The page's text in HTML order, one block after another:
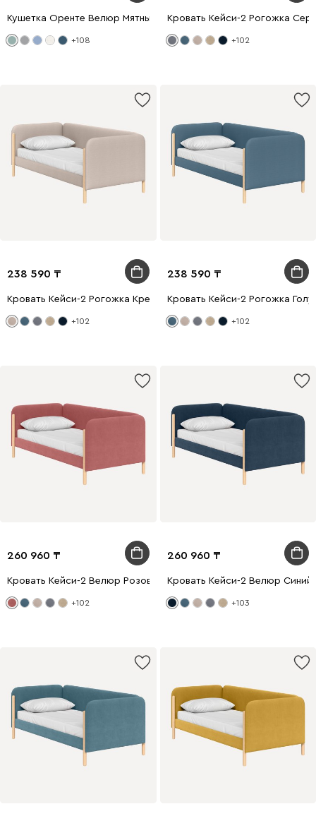
Кушетка Оренте Велюр Мятный
+108
Кровать Кейси-2 Рогожка
+102
238 590
Кровать Кейси-2 Рогожка Кремовый
+102
238 590
Кровать Кейси-2 Рогожка
+102
260 960
Кровать Кейси-2 Велюр Розовый
+102
260 960
Кровать Кейси-2 Велюр Синий
+103